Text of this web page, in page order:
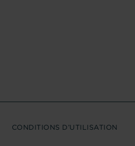
CONDITIONS D’UTILISATION